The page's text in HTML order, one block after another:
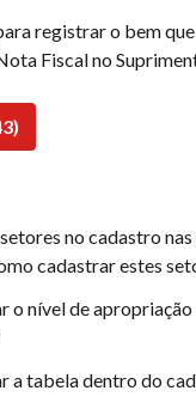
registrar o bem
Fiscal no
no cadastro
cadastrar estes
o nível de
a tabela dentro do